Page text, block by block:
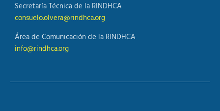
Secretaría Técnica de la RINDHCA
consuelo.olvera@rindhca.org
Área de Comunicación de la RINDHCA
info@rindhca.org